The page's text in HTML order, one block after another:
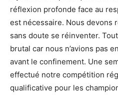
réflexion profonde face au
est nécessaire. Nous devons
sans doute se réinventer.
brutal car nous n’avions pas
avant le confinement. Une
effectué notre compétition
qualificative pour les